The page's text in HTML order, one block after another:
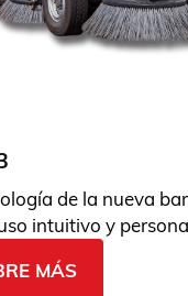
de la nueva
intuitivo y
MÁS